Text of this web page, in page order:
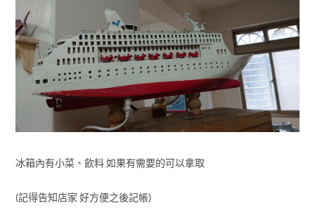
冰箱內有小菜、飲料 如果有需要的可以拿取
(記得告知店家 好方便之後記帳)